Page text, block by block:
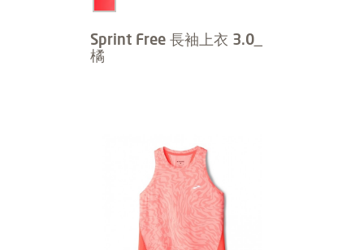
Sprint Free 長袖上衣 3.0_
橘